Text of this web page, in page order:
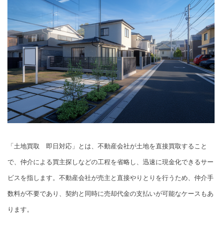
「土地買取 即日対応」とは、不動産会社が土地を直接買取すること
で、仲介による買主探しなどの工程を省略し、迅速に現金化できるサー
ビスを指します。不動産会社が売主と直接やりとりを行うため、仲介手
数料が不要であり、契約と同時に売却代金の支払いが可能なケースもあ
ります。